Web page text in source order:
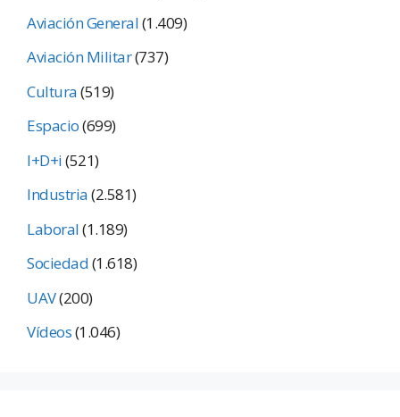
Aviación General(1.409)
Aviación Militar(737)
Cultura(519)
Espacio(699)
I+D+i(521)
Industria(2.581)
Laboral(1.189)
Sociedad(1.618)
UAV(200)
Vídeos(1.046)